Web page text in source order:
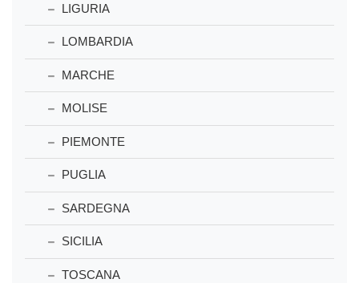
LIGURIA
LOMBARDIA
MARCHE
MOLISE
PIEMONTE
PUGLIA
SARDEGNA
SICILIA
TOSCANA